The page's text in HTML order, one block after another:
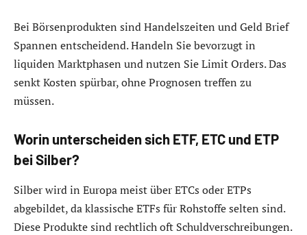
Bei Börsenprodukten sind Handelszeiten und Geld Brief
Spannen entscheidend. Handeln Sie bevorzugt in
liquiden Marktphasen und nutzen Sie Limit Orders. Das
senkt Kosten spürbar, ohne Prognosen treffen zu
müssen.
Worin unterscheiden sich ETF, ETC und ETP
bei Silber?
Silber wird in Europa meist über ETCs oder ETPs
abgebildet, da klassische ETFs für Rohstoffe selten sind.
Diese Produkte sind rechtlich oft Schuldverschreibungen.